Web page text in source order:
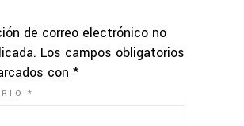
de correo electrónico no
Los campos obligatorios
con *
*